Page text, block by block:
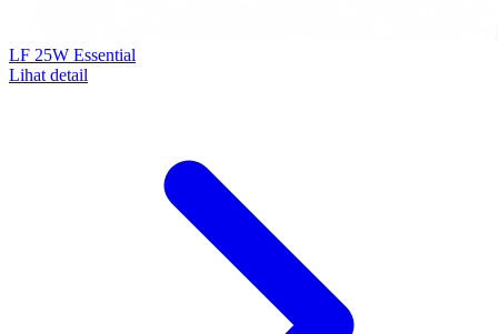
LF 25W Essential
Lihat detail